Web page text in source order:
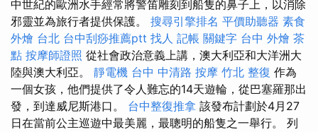
中世紀的歐洲水手經常將警笛雕刻到船隻的鼻子上，以消除
邪靈並為旅行者提供保護。 搜尋引擎排名 平價助聽器 素食
外燴 台北 台中刮痧推薦ptt 找人 記帳 關鍵字 台中 外燴 茶
點 按摩師證照 從社會政治意義上講，澳大利亞和大洋洲大
陸與澳大利亞。 靜電機 台中 中清路 按摩 竹北 整復 作為
一個女孩，他們提供了令人難忘的14天遊輪，從巴塞羅那出
發，到達威尼斯港口。 台中整復推拿 該發布計劃於4月27
日在當前公主巡遊中最美麗，最聰明的船隻之一舉行。 列